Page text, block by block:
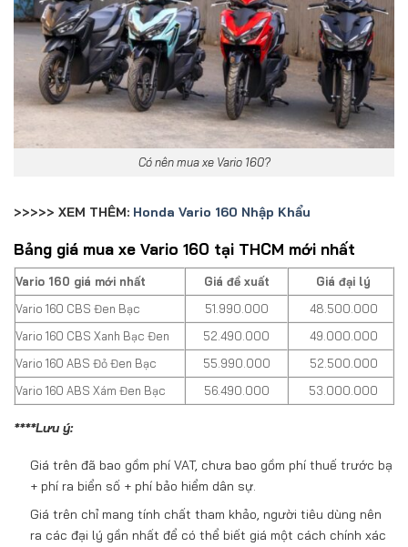
Có nên mua xe Vario 160?
>>>>> XEM THÊM: Honda Vario 160 Nhập Khẩu
Bảng giá mua xe Vario 160 tại THCM mới nhất
Vario 160 giá mới nhất Giá đề xuất
Giá đại lý
Vario 160 CBS Đen Bạc
51.990.000
48.500.000
Vario 160 CBS Xanh Bạc Đen
52.490.000
49.000.000
Vario 160 ABS Đỏ Đen Bạc
55.990.000
52.500.000
Vario 160 ABS Xám Đen Bạc
56.490.000 53.000.000
****Lưu ý:
Giá trên đã bao gồm phí VAT, chưa bao gồm phí thuế trước bạ
+ phí ra biển số + phí bảo hiểm dân sự.
Giá trên chỉ mang tính chất tham khảo, người tiêu dùng nên
ra các đại lý gần nhất để có thể biết giá một cách chính xác